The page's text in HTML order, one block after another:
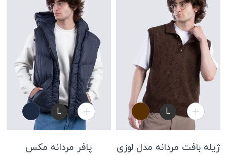
L
ژیله بافت مردانه مدل لوزی
L
پافر مردانه مکس